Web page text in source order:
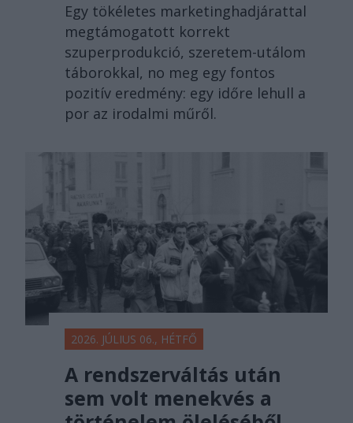
Egy tökéletes marketinghadjárattal
megtámogatott korrekt
szuperprodukció, szeretem-utálom
táborokkal, no meg egy fontos
pozitív eredmény: egy időre lehull a
por az irodalmi műről.
2026. JÚLIUS 06., HÉTFŐ
A rendszerváltás után
sem volt menekvés a